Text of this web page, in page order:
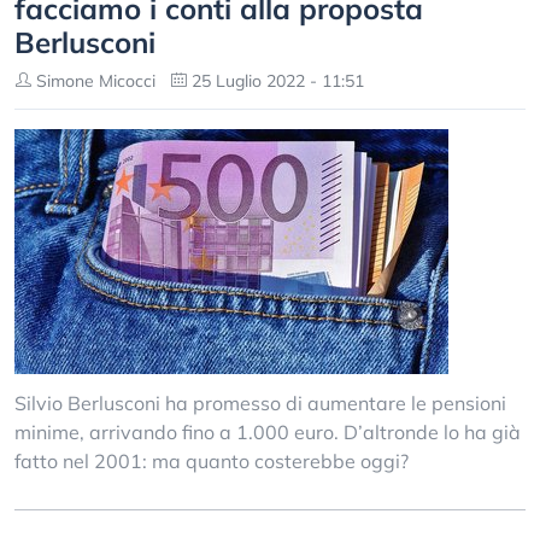
facciamo i conti alla proposta
Berlusconi
Simone Micocci 25 Luglio 2022 - 11:51
Silvio Berlusconi ha promesso di aumentare le pensioni
minime, arrivando fino a 1.000 euro. D’altronde lo ha già
fatto nel 2001: ma quanto costerebbe oggi?